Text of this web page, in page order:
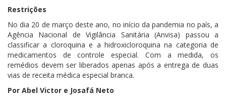
Restrições
No dia 20 de março deste ano, no início da pandemia no país, a
Agência Nacional de Vigilância Sanitária (Anvisa) passou a
classificar a cloroquina e a hidroxicloroquina na categoria de
medicamentos de controle especial. Com a medida, os
remédios devem ser liberados apenas após a entrega de duas
vias de receita médica especial branca.
Por Abel Victor e Josafá Neto